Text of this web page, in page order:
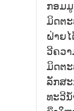
ກອມ
ມິດຕະ
ຝ່າຍ
ວີຄວ
ມິດຕ
ລັກສ
ທະວີ